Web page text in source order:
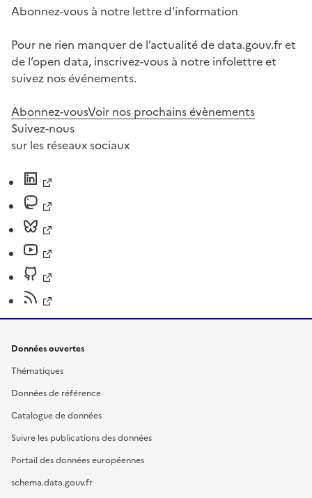
Abonnez-vous à notre lettre d'information
Pour ne rien manquer de l’actualité de data.gouv.fr et
de l’open data, inscrivez-vous à notre infolettre et
suivez nos événements.
Abonnez-vousVoir nos prochains évènements
Suivez-nous
sur les réseaux sociaux
Données ouvertes
Thématiques
Données de référence
Catalogue de données
Suivre les publications des données
Portail des données européennes
schema.data.gouv.fr